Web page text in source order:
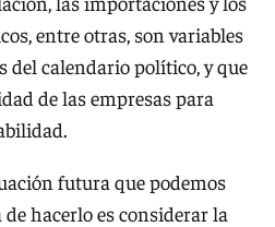
entre otras, son variables
del calendario político, y que
de las empresas para
futura que podemos
hacerlo es considerar la